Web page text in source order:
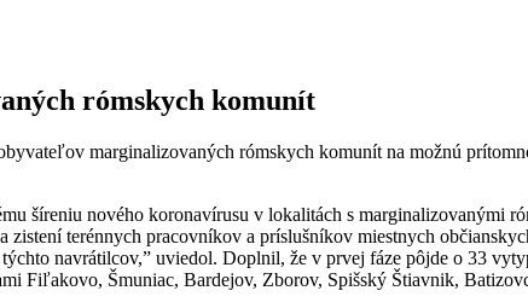
rómskych komunít
marginalizovaných rómskych komunít na možnú
šíreniu nového koronavírusu v lokalitách s marginalizovanými
terénnych pracovníkov a príslušníkov miestnych
navrátilcov,” uviedol. Doplnil, že v prvej fáze pôjde o 33
Fiľakovo, Šmuniac, Bardejov, Zborov, Spišský Štiavnik,